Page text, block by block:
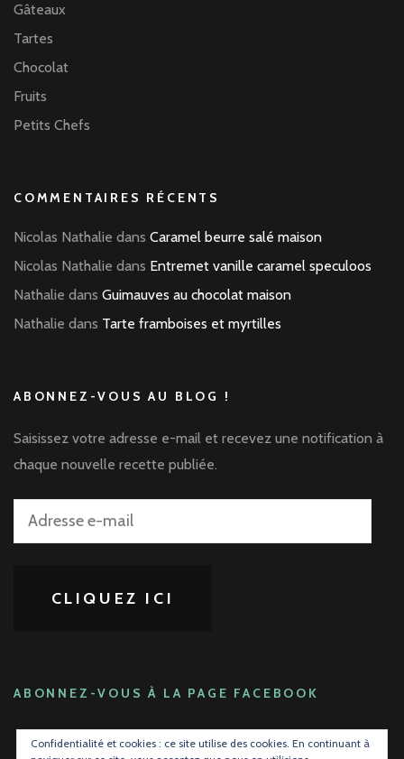
Gâteaux
Tartes
Chocolat
Fruits
Petits Chefs
COMMENTAIRES RÉCENTS
Nicolas Nathalie dans Caramel beurre salé maison
Nicolas Nathalie dans Entremet vanille caramel speculoos
Nathalie dans Guimauves au chocolat maison
Nathalie dans Tarte framboises et myrtilles
ABONNEZ-VOUS AU BLOG !
Saisissez votre adresse e-mail et recevez une notification à
chaque nouvelle recette publiée.
Adresse
CLIQUEZ ICI
ABONNEZ-VOUS À LA PAGE FACEBOOK
Confidentialité et cookies : ce site utilise des cookies. En continuant à